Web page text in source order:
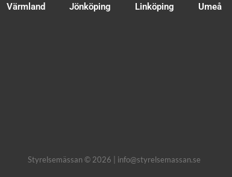
Värmland Jönköping Linköping Umeå
Styrelsemässan © 2026 | info@styrelsemassan.se